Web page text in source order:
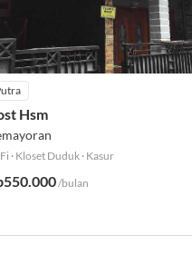
Hsm
· Kloset Duduk · Kasur
/bulan